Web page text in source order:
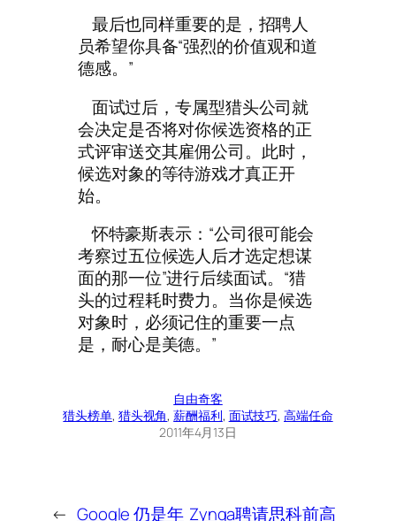
最后也同样重要的是，招聘人
员希望你具备“强烈的价值观和道
德感。”
面试过后，专属型猎头公司就
会决定是否将对你候选资格的正
式评审送交其雇佣公司。此时，
候选对象的等待游戏才真正开
始。
怀特豪斯表示：“公司很可能会
考察过五位候选人后才选定想谋
面的那一位”进行后续面试。“猎
头的过程耗时费力。当你是候选
对象时，必须记住的重要一点
是，耐心是美德。”
自由奇客
猎头榜单, 猎头视角, 薪酬福利, 面试技巧, 高端任命
2011年4月13日
← Google 仍是年 Zynga聘请思科前高